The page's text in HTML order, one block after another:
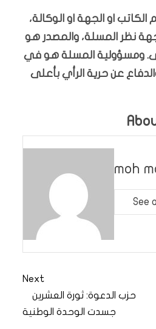
او الجهة او الوكالة،
نظر المسلة، والمصدر هو
ومسؤولية المسلة هو في
عن حرية الرأي بأعلى
moh
See
Next
حزب الدعوة: ثورة العشرين
جسدت الوحدة الوطنية